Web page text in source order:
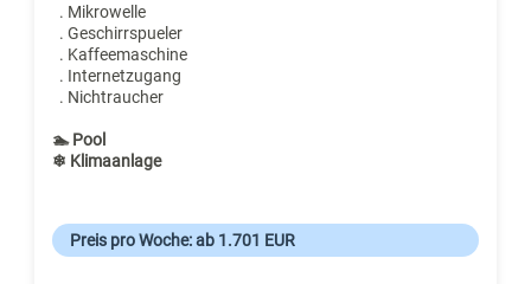
. Mikrowelle
. Geschirrspueler
. Kaffeemaschine
. Internetzugang
. Nichtraucher
🏊 Pool
❄ Klimaanlage
Preis pro Woche: ab 1.701 EUR